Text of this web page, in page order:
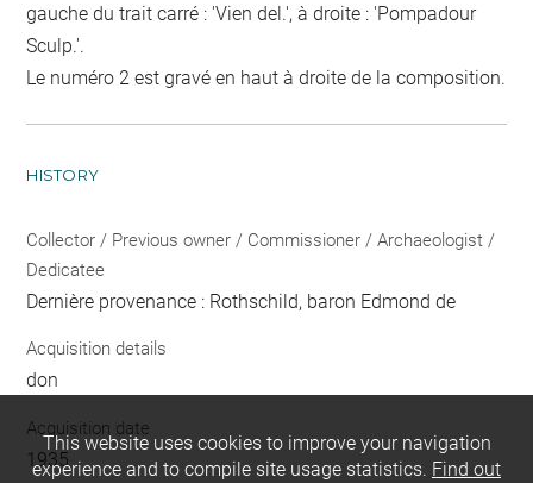
gauche du trait carré : 'Vien del.', à droite : 'Pompadour
Sculp.'.
Le numéro 2 est gravé en haut à droite de la composition.
HISTORY
Collector / Previous owner / Commissioner / Archaeologist /
Dedicatee
Dernière provenance : Rothschild, baron Edmond de
Acquisition details
don
Acquisition date
1935
This website uses cookies to improve your navigation
experience and to compile site usage statistics. Find out